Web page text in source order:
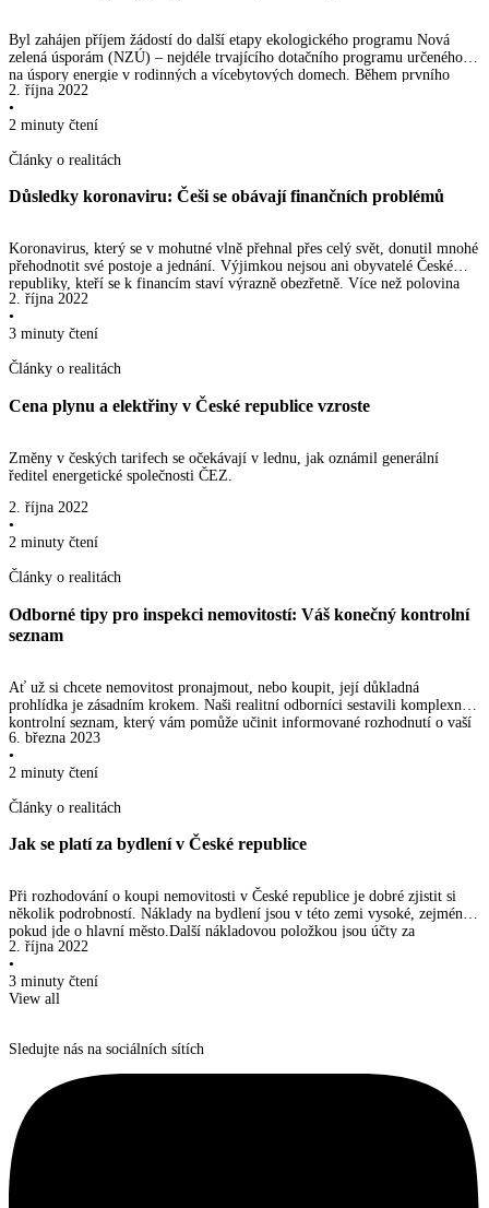
Byl zahájen příjem žádostí do další etapy ekologického programu Nová
zelená úsporám (NZÚ) – nejdéle trvajícího dotačního programu určeného
na úspory energie v rodinných a vícebytových domech. Během prvního
programového období, které začalo v roce 2014, byly mezi desítky tisíc
domácností rozděleny prostředky ve výši několika miliard korun.
2. října 2022
•
2 minuty čtení
Články o realitách
Důsledky koronaviru: Češi se obávají finančních problémů
Koronavirus, který se v mohutné vlně přehnal přes celý svět, donutil mnohé
přehodnotit své postoje a jednání. Výjimkou nejsou ani obyvatelé České
republiky, kteří se k financím staví výrazně obezřetně. Více než polovina
Čechů, 53 %, si klade otázku, nakolik je jejich situace stabilní a zda bude
možné zachovat status quo i v novém roce
2. října 2022
•
3 minuty čtení
Články o realitách
Cena plynu a elektřiny v České republice vzroste
Změny v českých tarifech se očekávají v lednu, jak oznámil generální
ředitel energetické společnosti ČEZ.
2. října 2022
•
2 minuty čtení
Články o realitách
Odborné tipy pro inspekci nemovitostí: Váš konečný kontrolní
seznam
Ať už si chcete nemovitost pronajmout, nebo koupit, její důkladná
prohlídka je zásadním krokem. Naši realitní odborníci sestavili komplexní
kontrolní seznam, který vám pomůže učinit informované rozhodnutí o vaší
investici.
6. března 2023
•
2 minuty čtení
Články o realitách
Jak se platí za bydlení v České republice
Při rozhodování o koupi nemovitosti v České republice je dobré zjistit si
několik podrobností. Náklady na bydlení jsou v této zemi vysoké, zejména
pokud jde o hlavní město.Další nákladovou položkou jsou účty za
komunální služby, jejichž výše závisí na velikosti nemovitosti, regionu, ve
kterém se nachází, způsobu vytápění a dalších faktorech.Níže se podíváme
na to, za co zaplatíte více – za byt nebo soukromý dům.
2. října 2022
•
3 minuty čtení
View all
Sledujte nás na sociálních sítích